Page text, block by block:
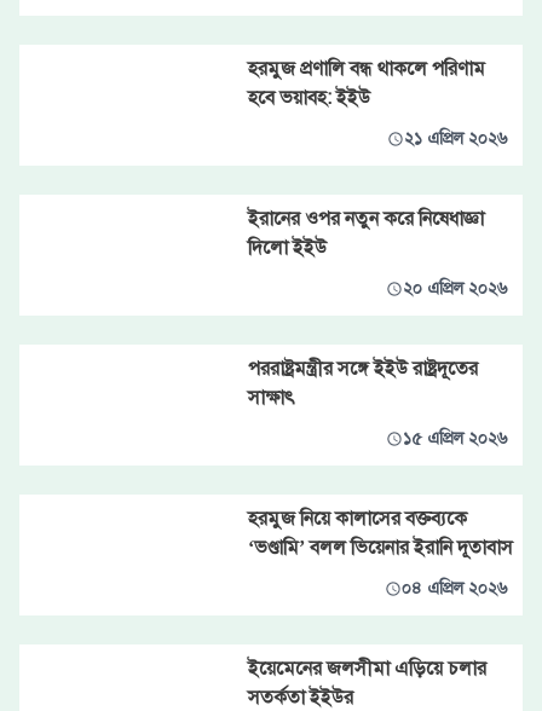
হরমুজ প্রণালি বন্ধ থাকলে পরিণাম
হবে ভয়াবহ: ইইউ
২১ এপ্রিল ২০২৬
ইরানের ওপর নতুন করে নিষেধাজ্ঞা
দিলো ইইউ
২০ এপ্রিল ২০২৬
পররাষ্ট্রমন্ত্রীর সঙ্গে ইইউ রাষ্ট্রদূতের
সাক্ষাৎ
১৫ এপ্রিল ২০২৬
হরমুজ নিয়ে কালাসের বক্তব্যকে
‘ভণ্ডামি’ বলল ভিয়েনার ইরানি দূতাবাস
০৪ এপ্রিল ২০২৬
ইয়েমেনের জলসীমা এড়িয়ে চলার
সতর্কতা ইইউর